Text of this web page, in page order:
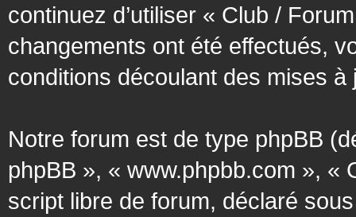
continuez d’utiliser « Club /
changements ont été effectués,
conditions découlant des mises
Notre forum est de type phpBB
phpBB », « www.phpbb.com », «
script libre de forum, déclaré